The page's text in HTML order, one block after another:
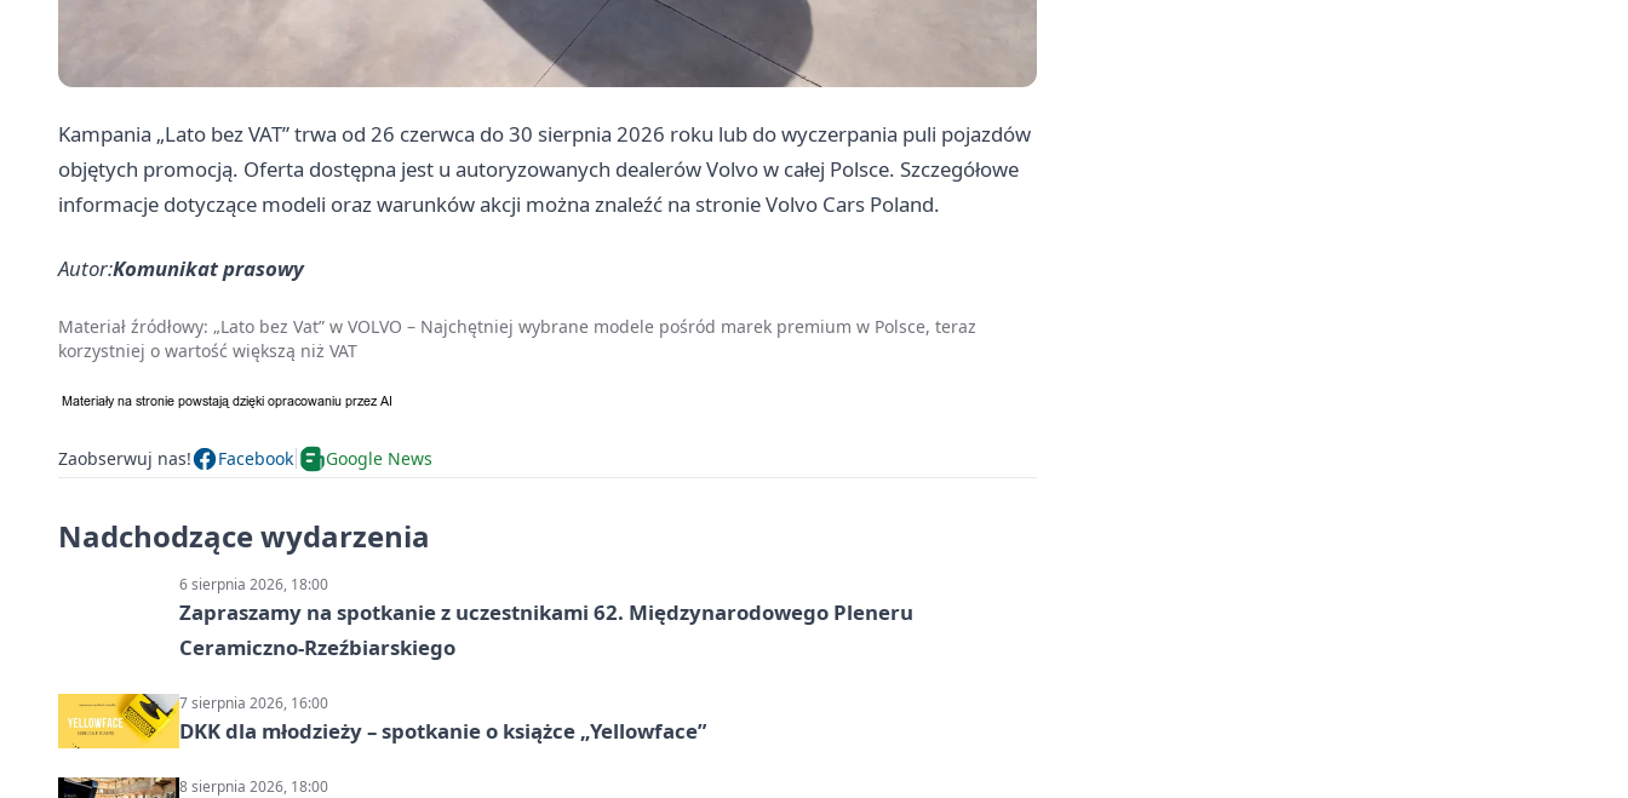
Kampania „Lato bez VAT” trwa od 26 czerwca do 30 sierpnia 2026 roku lub do wyczerpania puli pojazdów
objętych promocją. Oferta dostępna jest u autoryzowanych dealerów Volvo w całej Polsce. Szczegółowe
informacje dotyczące modeli oraz warunków akcji można znaleźć na stronie Volvo Cars Poland.
Autor:Komunikat prasowy
Materiał źródłowy: „Lato bez Vat” w VOLVO – Najchętniej wybrane modele pośród marek premium w Polsce, teraz
korzystniej o wartość większą niż VAT
Zaobserwuj nas! Facebook Google News
Nadchodzące wydarzenia
6 sierpnia 2026, 18:00
Zapraszamy na spotkanie z uczestnikami 62. Międzynarodowego Pleneru
Ceramiczno-Rzeźbiarskiego
7 sierpnia 2026, 16:00
DKK dla młodzieży – spotkanie o książce „Yellowface”
8 sierpnia 2026, 18:00